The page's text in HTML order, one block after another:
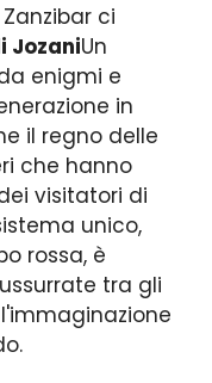
ci
JozaniUn
enigmi e
in
il regno delle
che hanno
visitatori di
unico,
rossa, è
tra gli